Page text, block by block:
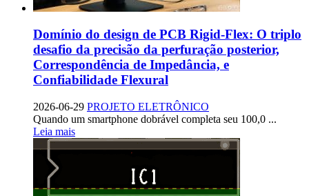
Domínio do design de PCB Rigid-Flex: O triplo
desafio da precisão da perfuração posterior,
Correspondência de Impedância, e
Confiabilidade Flexural
2026-06-29 PROJETO ELETRÔNICO
Quando um smartphone dobrável completa seu 100,0 ...
Leia mais